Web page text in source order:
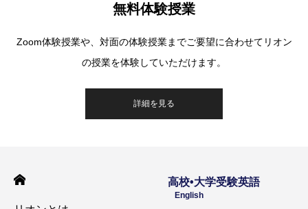
無料体験授業
Zoom体験授業や、対面の体験授業までご要望に合わせてリオン
の授業を体験していただけます。
詳細を見る
高校•大学受験英語
English